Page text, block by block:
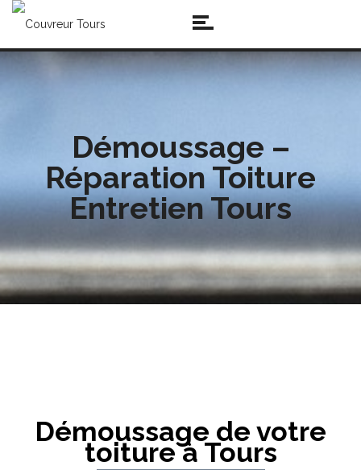
Démoussage –
Réparation Toiture
Entretien Tours
Démoussage de votre
toiture à Tours